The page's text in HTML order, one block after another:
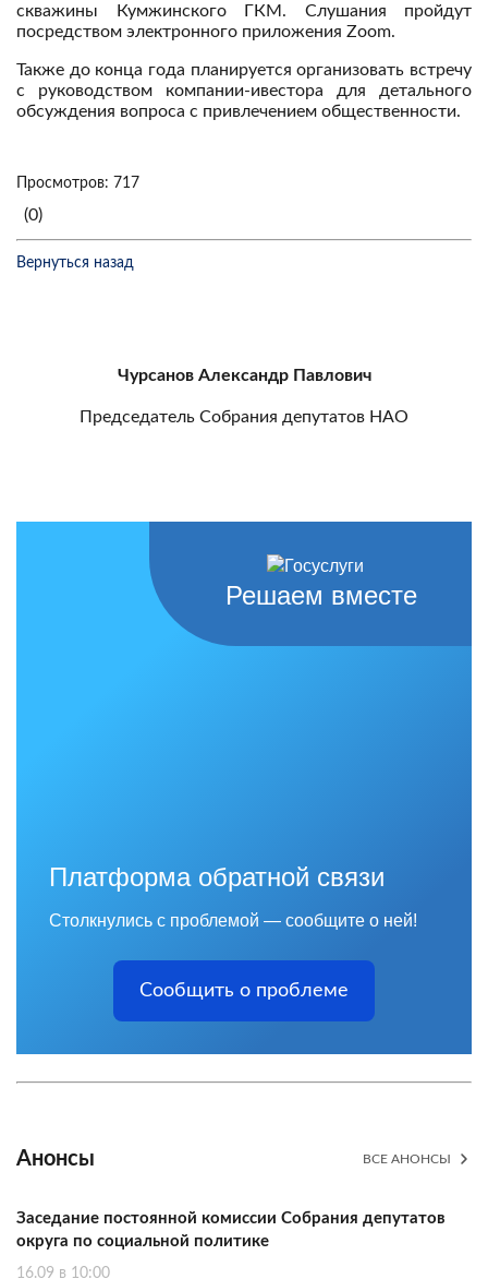
скважины Кумжинского ГКМ. Слушания пройдут
посредством электронного приложения Zoom.
Также до конца года планируется организовать встречу
с руководством компании-ивестора для детального
обсуждения вопроса с привлечением общественности.
Просмотров: 717
(0)
Вернуться назад
Чурсанов Александр Павлович
Председатель Собрания депутатов НАО
Решаем вместе
Платформа обратной связи
Столкнулись с проблемой — сообщите о ней!
Сообщить о проблеме
Анонсы ВСЕ АНОНСЫ
Заседание постоянной комиссии Собрания депутатов
округа по социальной политике
16.09 в 10:00